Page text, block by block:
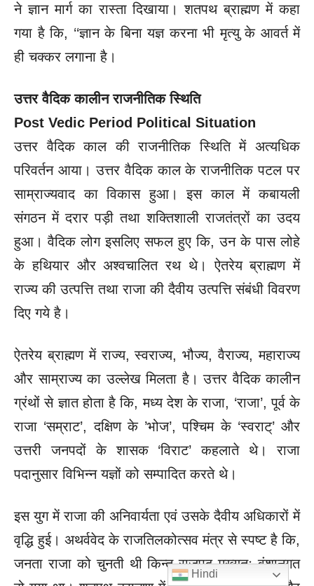
ने ज्ञान मार्ग का रास्ता दिखाया। शतपथ ब्राह्मण में कहा
गया है कि, ‘‘ज्ञान के बिना यज्ञ करना भी मृत्यु के आवर्त में
ही चक्कर लगाना है।
उत्तर वैदिक कालीन राजनीतिक स्थिति
Post Vedic Period Political Situation
उत्तर वैदिक काल की राजनीतिक स्थिति में अत्यधिक
परिवर्तन आया। उत्तर वैदिक काल के राजनीतिक पटल पर
साम्राज्यवाद का विकास हुआ। इस काल में कबायली
संगठन में दरार पड़ी तथा शक्तिशाली राजतंत्रों का उदय
हुआ। वैदिक लोग इसलिए सफल हुए कि, उन के पास लोहे
के हथियार और अश्वचालित रथ थे। ऐतरेय ब्राह्मण में
राज्य की उत्पत्ति तथा राजा की दैवीय उत्पत्ति संबंधी विवरण
दिए गये है।
ऐतरेय ब्राह्मण में राज्य, स्वराज्य, भौज्य, वैराज्य, महाराज्य
और साम्राज्य का उल्लेख मिलता है। उत्तर वैदिक कालीन
ग्रंथों से ज्ञात होता है कि, मध्य देश के राजा, ‘राजा’, पूर्व के
राजा ‘सम्राट’, दक्षिण के ’भोज’, पश्चिम के ‘स्वराट्’ और
उत्तरी जनपदों के शासक ‘विराट’ कहलाते थे। राजा
पदानुसार विभिन्न यज्ञों को सम्पादित करते थे।
इस युग में राजा की अनिवार्यता एवं उसके दैवीय अधिकारों में
वृद्धि हुई। अथर्ववेद के राजतिलकोत्सव मंत्र से स्पष्ट है कि,
जनता राजा को चुनती थी किन्तु राजपद मुख्यतः वंशानुगत
Hindi